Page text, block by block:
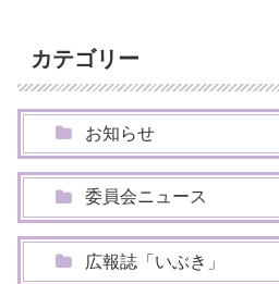
カテゴリー
お知らせ
委員会ニュース
広報誌「いぶき」